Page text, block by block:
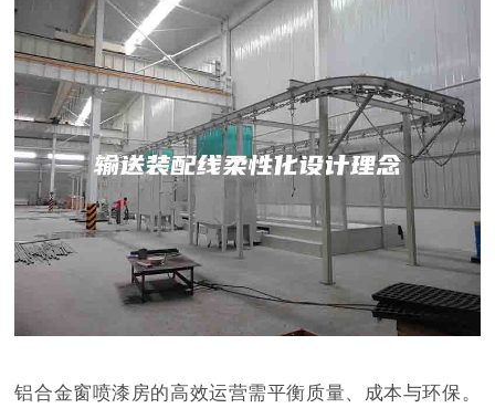
铝合金窗喷漆房的高效运营需平衡质量、成本与环保。